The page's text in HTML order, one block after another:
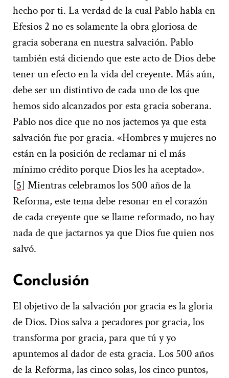
hecho por ti. La verdad de la cual Pablo habla en
Efesios 2 no es solamente la obra gloriosa de
gracia soberana en nuestra salvación. Pablo
también está diciendo que este acto de Dios debe
tener un efecto en la vida del creyente. Más aún,
debe ser un distintivo de cada uno de los que
hemos sido alcanzados por esta gracia soberana.
Pablo nos dice que no nos jactemos ya que esta
salvación fue por gracia. «Hombres y mujeres no
están en la posición de reclamar ni el más
mínimo crédito porque Dios les ha aceptado».
[5] Mientras celebramos los 500 años de la
Reforma, este tema debe resonar en el corazón
de cada creyente que se llame reformado, no hay
nada de que jactarnos ya que Dios fue quien nos
salvó.
Conclusión
El objetivo de la salvación por gracia es la gloria
de Dios. Dios salva a pecadores por gracia, los
transforma por gracia, para que tú y yo
apuntemos al dador de esta gracia. Los 500 años
de la Reforma, las cinco solas, los cinco puntos,